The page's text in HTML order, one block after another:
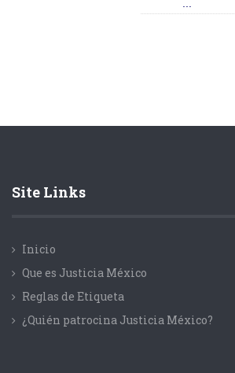
Site Links
Inicio
Que es Justicia México
Reglas de Etiqueta
¿Quién patrocina Justicia México?